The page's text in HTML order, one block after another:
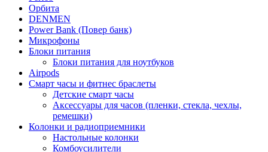
Орбита
DENMEN
Power Bank (Повер банк)
Микрофоны
Блоки питания
Блоки питания для ноутбуков
Airpods
Смарт часы и фитнес браслеты
Детские смарт часы
Аксессуары для часов (пленки, стекла, чехлы,
ремешки)
Колонки и радиоприемники
Настольные колонки
Комбоусилители